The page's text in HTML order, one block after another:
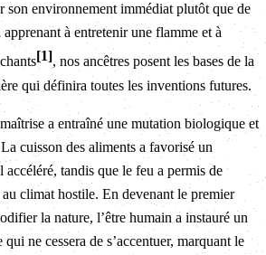
son environnement immédiat plutôt que de
à entretenir une flamme et à
1 , nos ancêtres posent les bases de la
qui définira toutes les inventions futures.
a entraîné une mutation biologique et
cuisson des aliments a favorisé un
accéléré, tandis que le feu a permis de
climat hostile. En devenant le premier
la nature, l’être humain a instauré un
ne cessera de s’accentuer, marquant le